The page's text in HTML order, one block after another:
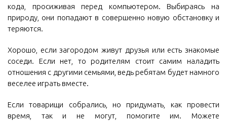
кода, просиживая перед компьютером. Выбираясь на
природу, они попадают в совершенно новую обстановку и
теряются.
Хорошо, если загородом живут друзья или есть знакомые
соседи. Если нет, то родителям стоит самим наладить
отношения с другими семьями, ведь ребятам будет намного
веселее играть вместе.
Если товарищи собрались, но придумать, как провести
время, так и не могут, помогите им. Можете